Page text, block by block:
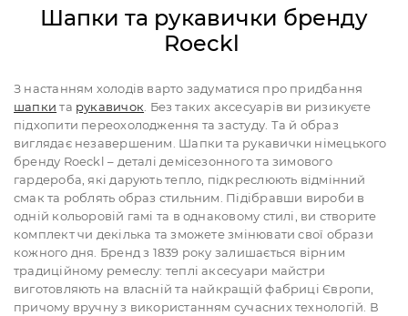
Шапки та рукавички бренду
Roeckl
З настанням холодів варто задуматися про придбання
шапки та рукавичок . Без таких аксесуарів ви ризикуєте
підхопити переохолодження та застуду. Та й образ
виглядає незавершеним. Шапки та рукавички німецького
бренду Roeckl – деталі демісезонного та зимового
гардероба, які дарують тепло, підкреслюють відмінний
смак та роблять образ стильним. Підібравши вироби в
одній кольоровій гамі та в однаковому стилі, ви створите
комплект чи декілька та зможете змінювати свої образи
кожного дня. Бренд з 1839 року залишається вірним
традиційному ремеслу: теплі аксесуари майстри
виготовляють на власній та найкращій фабриці Європи,
причому вручну з використанням сучасних технологій. В